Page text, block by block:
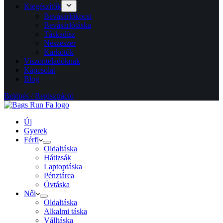
Kiegészítők
Bevásárlókocsi
Bevásárlótáska
Táskadísz
Neszeszer
Karkötők
Viszonteladóknak
Kapcsolat
Blog
Belépés / Regisztráció
Új
Gyerek
Férfi
Oldaltáska
Hátizsák
Laptoptáska
Pénztárca
Övtáska
Női
Oldaltáska
Alkalmi táska
Válltáska